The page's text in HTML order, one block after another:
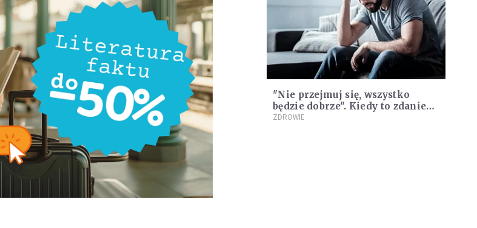
"Nie przejmuj się, wszystko
będzie dobrze". Kiedy to zdanie
może zabić?
ZDROWIE